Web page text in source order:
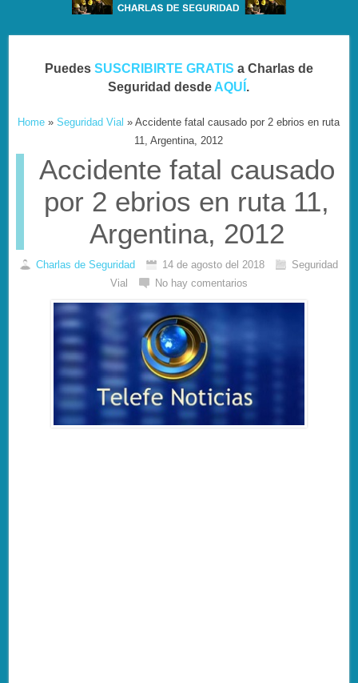
Puedes SUSCRIBIRTE GRATIS a Charlas de
Seguridad desde AQUÍ .
Home »Seguridad Vial »Accidente fatal causado por 2 ebrios en ruta
11, Argentina, 2012
Accidente fatal causado
por 2 ebrios en ruta 11,
Argentina, 2012
Charlas de Seguridad 14 de agosto del 2018
Seguridad
Vial
No hay comentarios